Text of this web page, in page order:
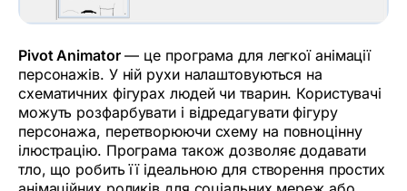
Pivot Animator— це програма для легкої анімації
персонажів. У ній рухи налаштовуються на
схематичних фігурах людей чи тварин. Користувачі
можуть розфарбувати і відредагувати фігуру
персонажа, перетворюючи схему на повноцінну
ілюстрацію. Програма також дозволяє додавати
тло, що робить її ідеальною для створення простих